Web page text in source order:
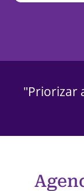
"Priorizar